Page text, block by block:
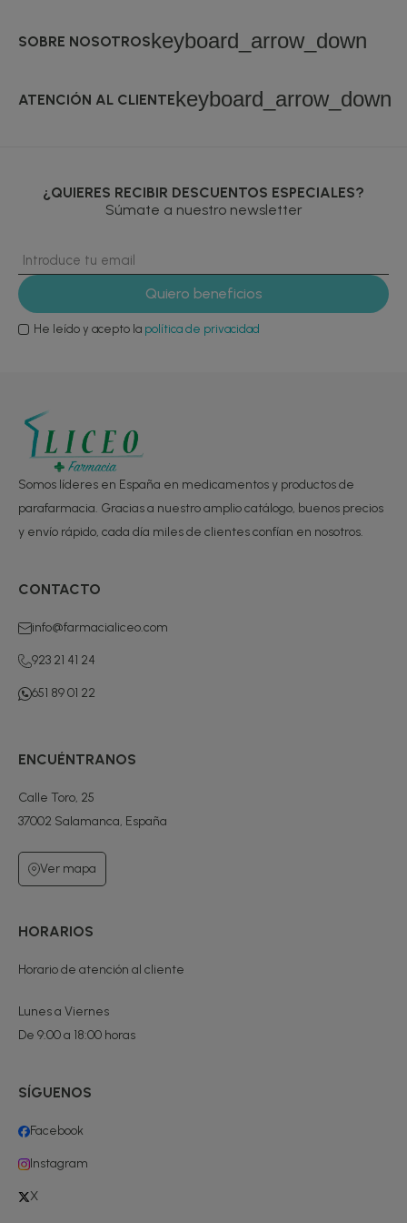
SOBRE NOSOTROSkeyboard_arrow_down
ATENCIÓN AL CLIENTEkeyboard_arrow_down
¿QUIERES RECIBIR DESCUENTOS ESPECIALES?
Súmate a nuestro newsletter
He leído y acepto la política de privacidad
Somos líderes en España en medicamentos y productos de
parafarmacia. Gracias a nuestro amplio catálogo, buenos precios
y envío rápido, cada día miles de clientes confían en nosotros.
CONTACTO
info@farmacialiceo.com
923 21 41 24
651 89 01 22
ENCUÉNTRANOS
Calle Toro, 25
37002 Salamanca, España
Ver mapa
HORARIOS
Horario de atención al cliente
Lunes a Viernes
De 9:00 a 18:00 horas
SÍGUENOS
Facebook
Instagram
X